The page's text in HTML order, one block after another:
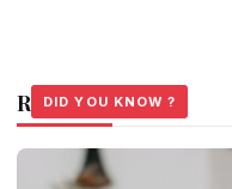
Related Stories
DID YOU KNOW ?
DID YOU KNOW ?
DID YOU KNOW ?